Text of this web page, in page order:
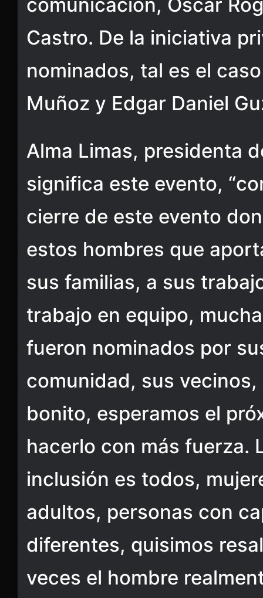
comunicación, Oscar
Castro. De la iniciativa
nominados, tal es el
Muñoz y Edgar Daniel
Alma Limas, presidenta
significa este evento,
cierre de este evento
estos hombres que
sus familias, a sus
trabajo en equipo,
fueron nominados por
comunidad, sus
bonito, esperamos el
hacerlo con más fuerza.
inclusión es todos,
adultos, personas con
diferentes, quisimos
veces el hombre